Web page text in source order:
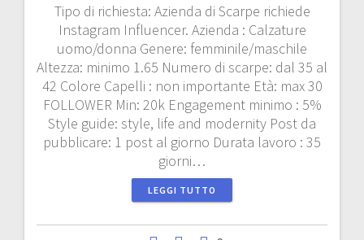
Tipo di richiesta: Azienda di Scarpe richiede
Instagram Influencer. Azienda : Calzature
uomo/donna Genere: femminile/maschile
Altezza: minimo 1.65 Numero di scarpe: dal 35 al
42 Colore Capelli : non importante Età: max 30
FOLLOWER Min: 20k Engagement minimo : 5%
Style guide: style, life and modernity Post da
pubblicare: 1 post al giorno Durata lavoro : 35
giorni…
LEGGI TUTTO